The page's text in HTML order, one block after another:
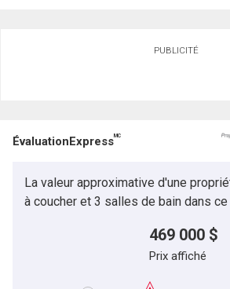
Téléphone
Message
PUBLICITÉ
ÉvaluationExpressMC
La valeur approximative d'une
à coucher et 3 salles de bain dans
469 000 $
Prix affiché